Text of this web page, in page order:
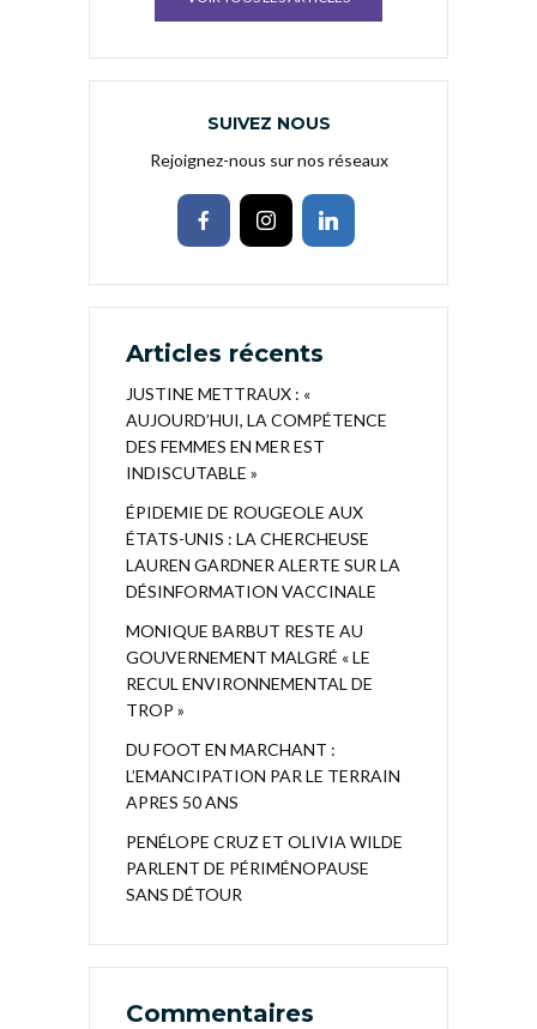
SUIVEZ NOUS
Rejoignez-nous sur nos réseaux
Articles récents
JUSTINE METTRAUX : «
AUJOURD’HUI, LA COMPÉTENCE
DES FEMMES EN MER EST
INDISCUTABLE »
ÉPIDEMIE DE ROUGEOLE AUX
ÉTATS-UNIS : LA CHERCHEUSE
LAUREN GARDNER ALERTE SUR LA
DÉSINFORMATION VACCINALE
MONIQUE BARBUT RESTE AU
GOUVERNEMENT MALGRÉ « LE
RECUL ENVIRONNEMENTAL DE
TROP »
DU FOOT EN MARCHANT :
L’EMANCIPATION PAR LE TERRAIN
APRES 50 ANS
PENÉLOPE CRUZ ET OLIVIA WILDE
PARLENT DE PÉRIMÉNOPAUSE
SANS DÉTOUR
Commentaires